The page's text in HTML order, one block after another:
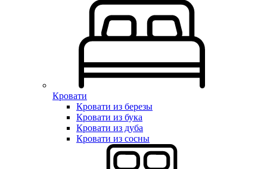
Кровати
Кровати из березы
Кровати из бука
Кровати из дуба
Кровати из сосны